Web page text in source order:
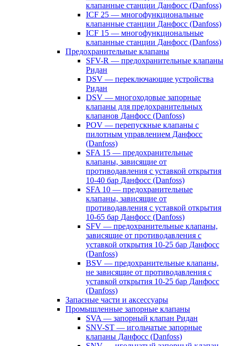
клапанные станции Данфосс (Danfoss)
ICF 25 — многофункциональные
клапанные станции Данфосс (Danfoss)
ICF 15 — многофункциональные
клапанные станции Данфосс (Danfoss)
Предохранительные клапаны
SFV-R — предохранительные клапаны
Ридан
DSV — переключающие устройства
Ридан
DSV — многоходовые запорные
клапаны для предохранительных
клапанов Данфосс (Danfoss)
POV — перепускные клапаны с
пилотным управлением Данфосс
(Danfoss)
SFA 15 — предохранительные
клапаны, зависящие от
противодавления с уставкой открытия
10-40 бар Данфосс (Danfoss)
SFA 10 — предохранительные
клапаны, зависящие от
противодавления с уставкой открытия
10-65 бар Данфосс (Danfoss)
SFV — предохранительные клапаны,
зависящие от противодавления с
уставкой открытия 10-25 бар Данфосс
(Danfoss)
BSV — предохранительные клапаны,
не зависящие от противодавления с
уставкой открытия 10-25 бар Данфосс
(Danfoss)
Запасные части и аксессуары
Промышленные запорные клапаны
SVA — запорный клапан Ридан
SNV-ST — игольчатые запорные
клапаны Данфосс (Danfoss)